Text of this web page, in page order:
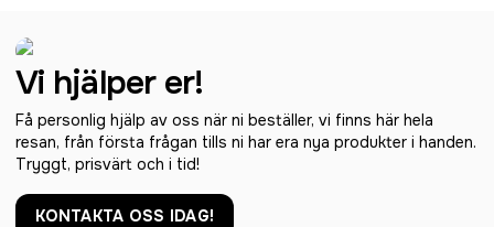
Vi hjälper er!
Få personlig hjälp av oss när ni beställer, vi finns här hela
resan, från första frågan tills ni har era nya produkter i handen.
Tryggt, prisvärt och i tid!
KONTAKTA OSS IDAG!